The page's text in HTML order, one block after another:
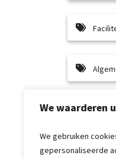
We waarderen
We gebruiken
gepersonaliseerde